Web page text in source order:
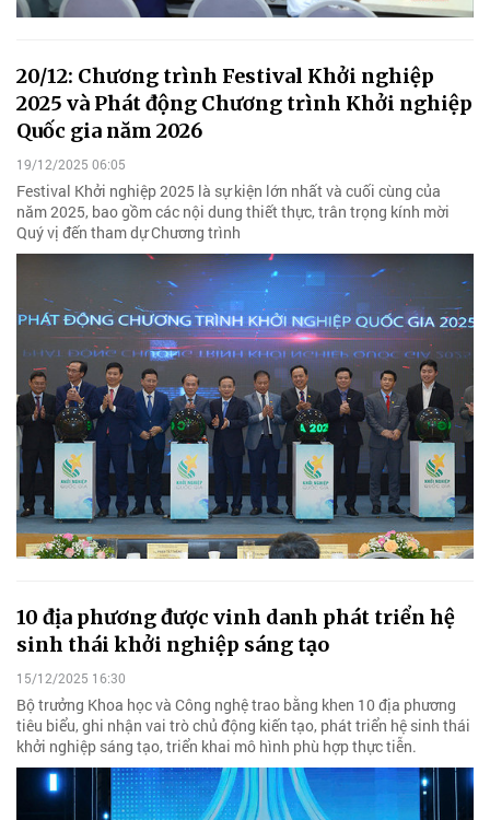
20/12: Chương trình Festival Khởi nghiệp
2025 và Phát động Chương trình Khởi nghiệp
Quốc gia năm 2026
19/12/2025 06:05
Festival Khởi nghiệp 2025 là sự kiện lớn nhất và cuối cùng của
năm 2025, bao gồm các nội dung thiết thực, trân trọng kính mời
Quý vị đến tham dự Chương trình
10 địa phương được vinh danh phát triển hệ
sinh thái khởi nghiệp sáng tạo
15/12/2025 16:30
Bộ trưởng Khoa học và Công nghệ trao bằng khen 10 địa phương
tiêu biểu, ghi nhận vai trò chủ động kiến tạo, phát triển hệ sinh thái
khởi nghiệp sáng tạo, triển khai mô hình phù hợp thực tiễn.